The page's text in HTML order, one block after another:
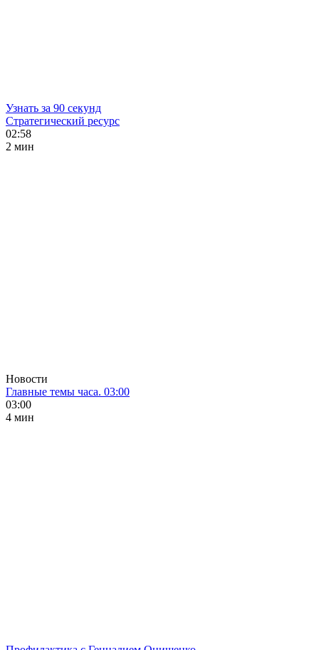
Узнать за 90 секунд
Стратегический ресурс
02:58
2 мин
Новости
Главные темы часа. 03:00
03:00
4 мин